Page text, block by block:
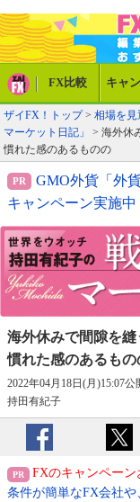
FX比較 キャ
ザイFX！トップ> 相場を見
マーケット日記」
> 海外休
慣れた感のあるものの
GMO外貨「外
キャンペーン実施中
海外休みで間隙を縫
慣れた感のあるもの
2022年04月18日(月)15:07公
持田有紀子
FXのキャンペーン
条件が簡単なFX会社